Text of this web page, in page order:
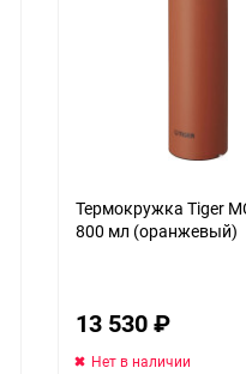
Термокружка Tiger
800 мл (оранжевый)
13 530₽
Нет в наличии